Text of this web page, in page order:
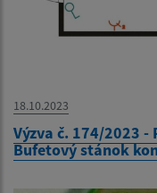
18.10.2023
Výzva č. 174/2023
Bufetový stánok